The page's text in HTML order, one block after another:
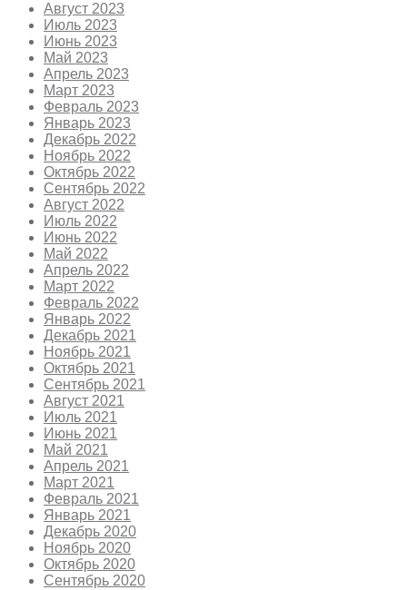
Август 2023
Июль 2023
Июнь 2023
Май 2023
Апрель 2023
Март 2023
Февраль 2023
Январь 2023
Декабрь 2022
Ноябрь 2022
Октябрь 2022
Сентябрь 2022
Август 2022
Июль 2022
Июнь 2022
Май 2022
Апрель 2022
Март 2022
Февраль 2022
Январь 2022
Декабрь 2021
Ноябрь 2021
Октябрь 2021
Сентябрь 2021
Август 2021
Июль 2021
Июнь 2021
Май 2021
Апрель 2021
Март 2021
Февраль 2021
Январь 2021
Декабрь 2020
Ноябрь 2020
Октябрь 2020
Сентябрь 2020